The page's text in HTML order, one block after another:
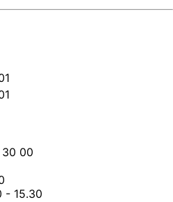
00
- 15.30